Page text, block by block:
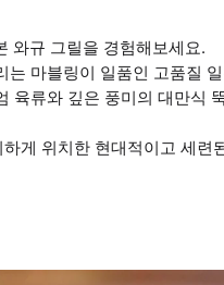
와규 그릴을 경험해보세요.
마블링이 일품인 고품질
육류와 깊은 풍미의 대만식
게 위치한 현대적이고 세련